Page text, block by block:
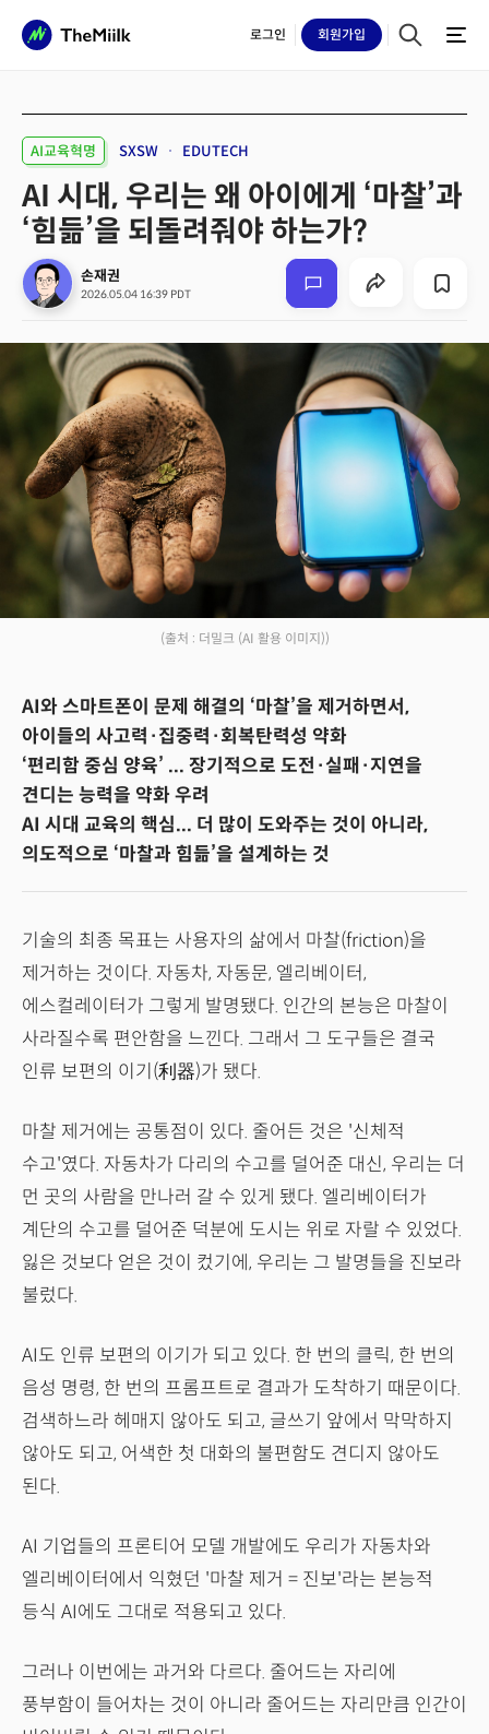
로그인 회원가입
AI교육혁명 SXSW EDUTECH
AI 시대, 우리는 왜 아이에게 ‘마찰’과
‘힘듦’을 되돌려줘야 하는가?
손재권
2026.05.04 16:39 PDT
(출처 : 더밀크 (AI 활용 이미지))
AI와 스마트폰이 문제 해결의 ‘마찰’을 제거하면서,
아이들의 사고력·집중력·회복탄력성 약화
‘편리함 중심 양육’ ... 장기적으로 도전·실패·지연을
견디는 능력을 약화 우려
AI 시대 교육의 핵심... 더 많이 도와주는 것이 아니라,
의도적으로 ‘마찰과 힘듦’을 설계하는 것
기술의 최종 목표는 사용자의 삶에서 마찰(friction)을
제거하는 것이다. 자동차, 자동문, 엘리베이터,
에스컬레이터가 그렇게 발명됐다. 인간의 본능은 마찰이
사라질수록 편안함을 느낀다. 그래서 그 도구들은 결국
인류 보편의 이기(利器)가 됐다.
마찰 제거에는 공통점이 있다. 줄어든 것은 '신체적
수고'였다. 자동차가 다리의 수고를 덜어준 대신, 우리는 더
먼 곳의 사람을 만나러 갈 수 있게 됐다. 엘리베이터가
계단의 수고를 덜어준 덕분에 도시는 위로 자랄 수 있었다.
잃은 것보다 얻은 것이 컸기에, 우리는 그 발명들을 진보라
불렀다.
AI도 인류 보편의 이기가 되고 있다. 한 번의 클릭, 한 번의
음성 명령, 한 번의 프롬프트로 결과가 도착하기 때문이다.
검색하느라 헤매지 않아도 되고, 글쓰기 앞에서 막막하지
않아도 되고, 어색한 첫 대화의 불편함도 견디지 않아도
된다.
AI 기업들의 프론티어 모델 개발에도 우리가 자동차와
엘리베이터에서 익혔던 '마찰 제거 = 진보'라는 본능적
등식 AI에도 그대로 적용되고 있다.
그러나 이번에는 과거와 다르다. 줄어드는 자리에
풍부함이 들어차는 것이 아니라 줄어드는 자리만큼 인간이